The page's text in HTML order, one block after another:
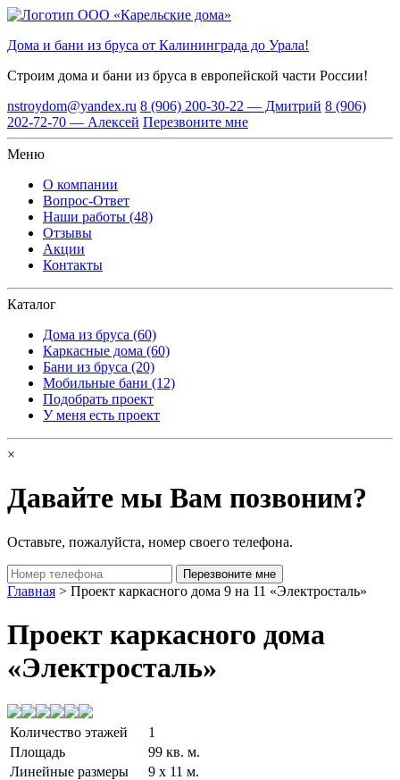
Дома и бани из бруса от Калининграда до Урала!
Строим дома и бани из бруса в европейской части России!
nstroydom@yandex.ru 8 (906) 200-30-22 — Дмитрий 8 (906)
202-72-70 — Алексей Перезвоните мне
Меню
О компании
Вопрос-Ответ
Наши работы (48)
Отзывы
Акции
Контакты
Каталог
Дома из бруса (60)
Каркасные дома (60)
Бани из бруса (20)
Мобильные бани (12)
Подобрать проект
У меня есть проект
×
Давайте мы Вам позвоним?
Оставьте, пожалуйста, номер своего телефона.
Главная > Проект каркасного дома 9 на 11 «Электросталь»
Проект каркасного дома
«Электросталь»
Количество этажей
1
Площадь
99 кв. м.
Линейные размеры
9 x 11 м.